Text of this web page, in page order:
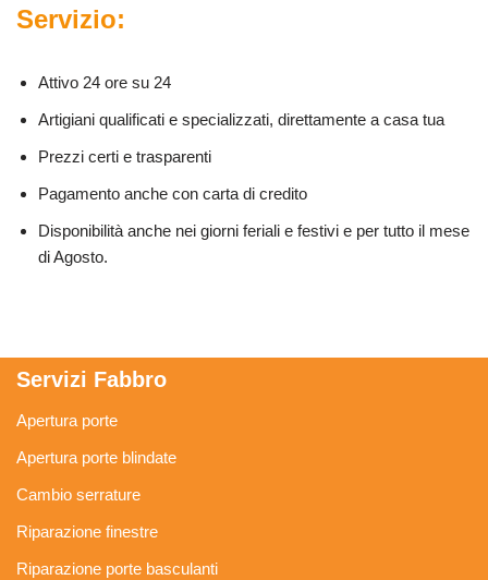
Servizio:
Attivo 24 ore su 24
Artigiani qualificati e specializzati, direttamente a casa tua
Prezzi certi e trasparenti
Pagamento anche con carta di credito
Disponibilità anche nei giorni feriali e festivi e per tutto il mese
di Agosto.
Servizi Fabbro
Apertura porte
Apertura porte blindate
Cambio serrature
Riparazione finestre
Riparazione porte basculanti